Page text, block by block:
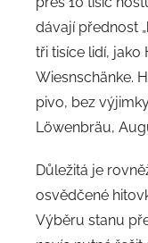
dávají přednost
tři tisíce lidí, jako
Wiesnschänke.
pivo, bez
Löwenbräu,
Důležitá je
osvědčené
Výběru stanu